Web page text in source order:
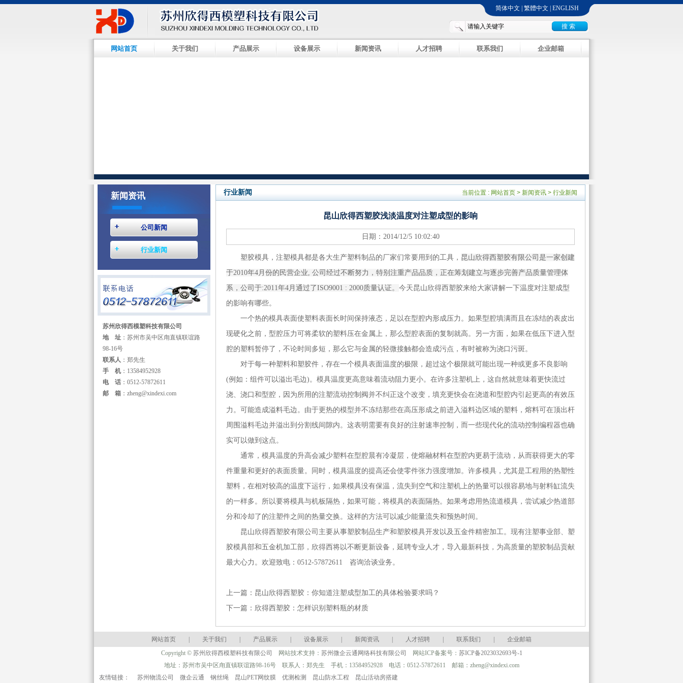
简体中文 繁體中文 ENGLISH
网站首页 关于我们 产品展示 设备展示 新闻资讯 人才招聘 联系我们 企业邮箱
新闻资讯
公司新闻
行业新闻
苏州欣得西模塑科技有限公司
地 址 ：苏州市吴中区甪直镇联谊路
98-16号
联系人 ：郑先生
手 机 ：13584952928
电 话 ：0512-57872611
邮 箱 ：zheng@xindexi.com
当前位置 : 网站首页 > 新闻资讯 > 行业新闻
行业新闻
昆山欣得西塑胶浅淡温度对注塑成型的影响
日期：2014/12/5 10:02:40
塑胶模具，注塑模具都是各大生产塑料制品的厂家们常要用到的工具， 昆山欣得西塑胶有限公司是一家创建
于2010年4月份的民营企业, 公司经过不断努力，特别注重产品品质，正在筹划建立与逐步完善产品质量管理体
系，公司于:2011年4月通过了ISO9001 : 2000质量认证。 今天昆山欣得西塑胶来给大家讲解一下温度对注塑成型
的影响有哪些。
一个热的模具表面使塑料表面长时间保持液态，足以在型腔内形成压力。如果型腔填满而且在冻结的表皮出
现硬化之前，型腔压力可将柔软的塑料压在金属上，那么型腔表面的复制就高。另一方面，如果在低压下进入型
腔的塑料暂停了，不论时间多短，那么它与金属的轻微接触都会造成污点，有时被称为浇口污斑。
对于每一种塑料和塑胶件，存在一个模具表面温度的极限，超过这个极限就可能出现一种或更多不良影响
(例如：组件可以溢出毛边)。模具温度更高意味着流动阻力更小。在许多注塑机上，这自然就意味着更快流过
浇、浇口和型腔，因为所用的注塑流动控制阀并不纠正这个改变，填充更快会在浇道和型腔内引起更高的有效压
力。可能造成溢料毛边。由于更热的模型并不冻结那些在高压形成之前进入溢料边区域的塑料，熔料可在顶出杆
周围溢料毛边并溢出到分割线间隙内。这表明需要有良好的注射速率控制，而一些现代化的流动控制编程器也确
实可以做到这点。
通常，模具温度的升高会减少塑料在型腔晨有冷凝层，使熔融材料在型腔内更易于流动，从而获得更大的零
件重量和更好的表面质量。同时，模具温度的提高还会使零件张力强度增加。许多模具，尤其是工程用的热塑性
塑料，在相对较高的温度下运行，如果模具没有保温，流失到空气和注塑机上的热量可以很容易地与射料缸流失
的一样多。所以要将模具与机板隔热，如果可能，将模具的表面隔热。如果考虑用热流道模具，尝试减少热道部
分和冷却了的注塑件之间的热量交换。这样的方法可以减少能量流失和预热时间。
昆山欣得西塑胶有限公司主要从事塑胶制品生产和塑胶模具开发以及五金件精密加工。现有注塑事业部、塑
胶模具部和五金机加工部，欣得西将以不断更新设备，延聘专业人才，导入最新科技，为高质量的塑胶制品贡献
最大心力。欢迎致电：0512-57872611 咨询洽谈业务。
上一篇： 昆山欣得西塑胶：你知道注塑成型加工的具体检验要求吗？
下一篇： 欣得西塑胶：怎样识别塑料瓶的材质
网站首页 关于我们 产品展示 设备展示 新闻资讯 人才招聘 联系我们
企业邮箱
Copyright © 苏州欣得西模塑科技有限公司 网站技术支持： 苏州微企云通网络科技有限公司 网站ICP备案号： 苏ICP备2023032693号-1
地址：苏州市吴中区甪直镇联谊路98-16号 联系人：郑先生 手机：13584952928 电话：0512-57872611 邮箱：zheng@xindexi.com
友情链接： 苏州物流公司 微企云通 钢丝绳 昆山PET网纹膜 优测检测 昆山防水工程 昆山活动房搭建